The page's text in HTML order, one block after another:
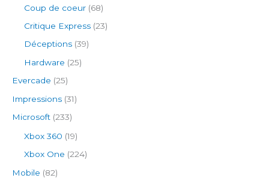
Coup de coeur (68)
Critique Express (23)
Déceptions (39)
Hardware (25)
Evercade (25)
Impressions (31)
Microsoft (233)
Xbox 360 (19)
Xbox One (224)
Mobile (82)